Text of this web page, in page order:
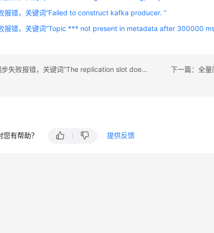
报错，关键词“Failed to construct kafka producer. ”
报错，关键词“Topic *** not present in metadata after 300000
上一篇：增量同步失败报错，关键词“The replication slot does not exist and the task is not started for the first time.”
有帮助？ 提供反馈